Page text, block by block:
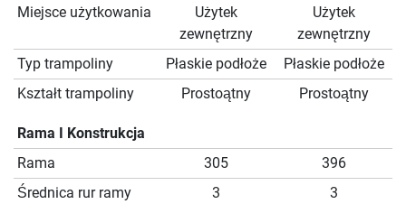
Miejsce użytkowania
Użytek
zewnętrzny
Użytek
zewnętrzny
Typ trampoliny
Płaskie podłoże
Płaskie podłoże
Kształt trampoliny
Prostoątny Prostoątny
Rama I Konstrukcja
Rama
305
396
Średnica rur ramy
3
3